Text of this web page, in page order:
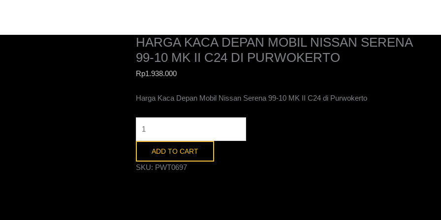
HARGA KACA DEPAN MOBIL NISSAN SERENA
99-10 MK II C24 DI PURWOKERTO
Rp1.938.000
Harga Kaca Depan Mobil Nissan Serena 99-10 MK II C24 di Purwokerto
Mobil
Nissan
Serena
99-
MK
ADD TO CART
SKU: PWT0697